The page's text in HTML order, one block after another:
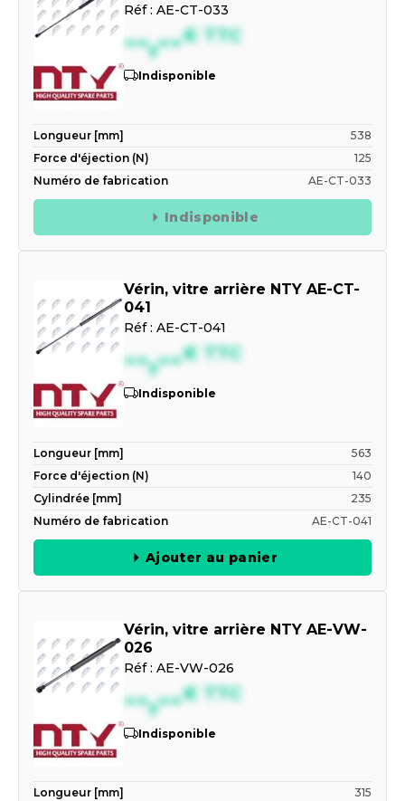
Réf : AE-CT-033
--,--€ TTC
Indisponible
Longueur [mm]
538
Force d'éjection (N)
125
Numéro de fabrication
AE-CT-033
Indisponible
Vérin, vitre arrière NTY AE-CT-
041
Réf : AE-CT-041
--,--€ TTC
Indisponible
Longueur [mm]
563
Force d'éjection (N)
140
Cylindrée [mm]
235
Numéro de fabrication
AE-CT-041
Ajouter au panier
Vérin, vitre arrière NTY AE-VW-
026
Réf : AE-VW-026
--,--€ TTC
Indisponible
Longueur [mm]
315